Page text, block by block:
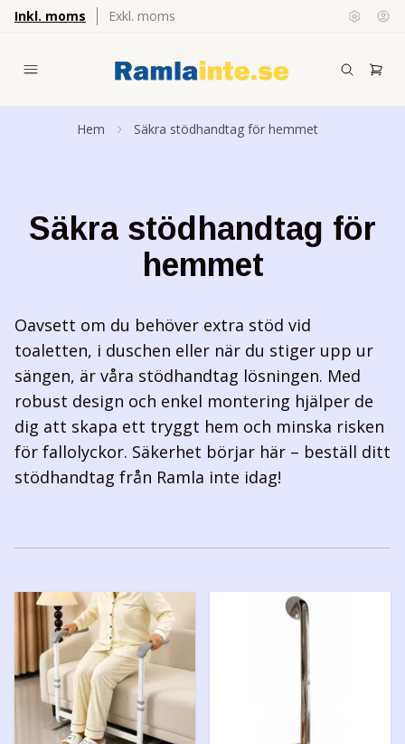
Inkl. moms Exkl. moms
Hem Säkra stödhandtag för hemmet
Säkra stödhandtag för
hemmet
Oavsett om du behöver extra stöd vid
toaletten, i duschen eller när du stiger upp ur
sängen, är våra stödhandtag lösningen. Med
robust design och enkel montering hjälper de
dig att skapa ett tryggt hem och minska risken
för fallolyckor. Säkerhet börjar här – beställ ditt
stödhandtag från Ramla inte idag!